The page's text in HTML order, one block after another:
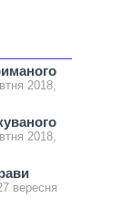
2018,
2018,
вересня